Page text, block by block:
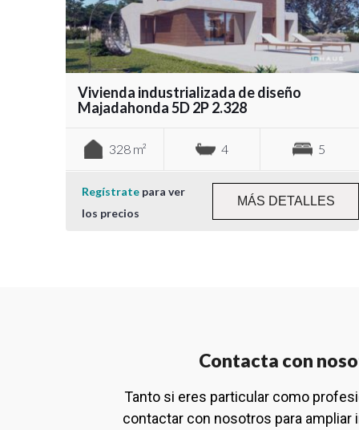
Vivienda industrializada de diseño
Majadahonda 5D 2P 2.328
328 m² 4 5
Regístrate para ver
los precios
MÁS DETALLES
Contacta con
Tanto si eres particular como
contactar con nosotros para ampliar